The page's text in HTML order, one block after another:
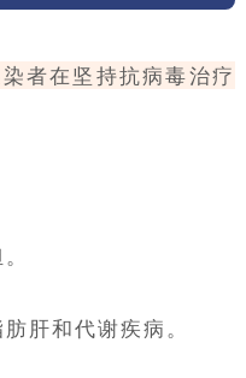
者在坚持抗病毒治疗
肝和代谢疾病。